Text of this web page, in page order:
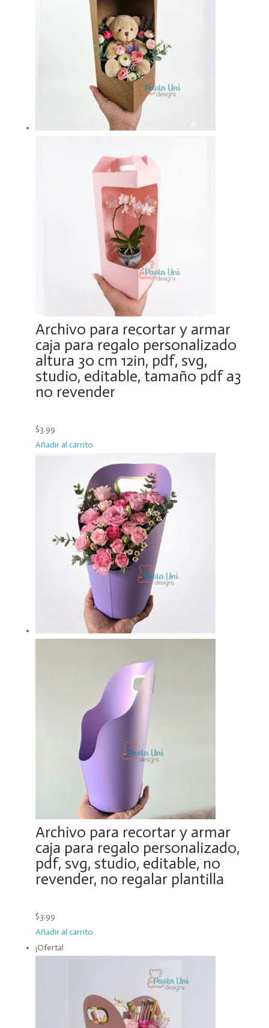
Archivo para recortar y armar
caja para regalo personalizado
altura 30 cm 12in, pdf, svg,
studio, editable, tamaño pdf a3
no revender
$3.99
Añadir al carrito
Archivo para recortar y armar
caja para regalo personalizado,
pdf, svg, studio, editable, no
revender, no regalar plantilla
$3.99
Añadir al carrito
¡Oferta!